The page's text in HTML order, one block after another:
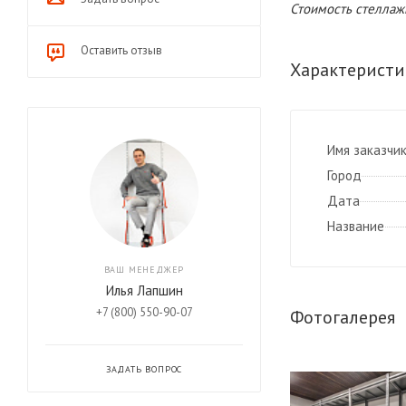
Стоимость
Имя
Город
Дата
Название
Фотогалерея
Оставить отзыв
ВАШ МЕНЕДЖЕР
Илья Лапшин
+7 (800) 550-90-07
ЗАДАТЬ ВОПРОС